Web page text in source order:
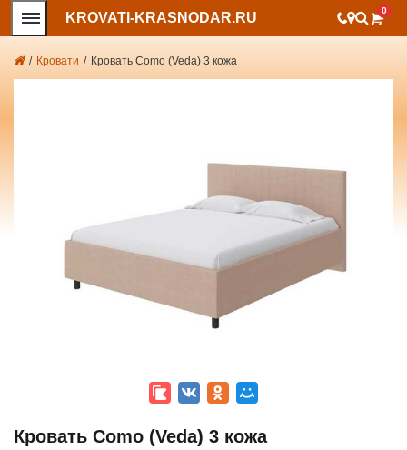
KROVATI-KRASNODAR.RU 0
/ Кровати / Кровать Como (Veda) 3 кожа
Кровать Como (Veda) 3 кожа